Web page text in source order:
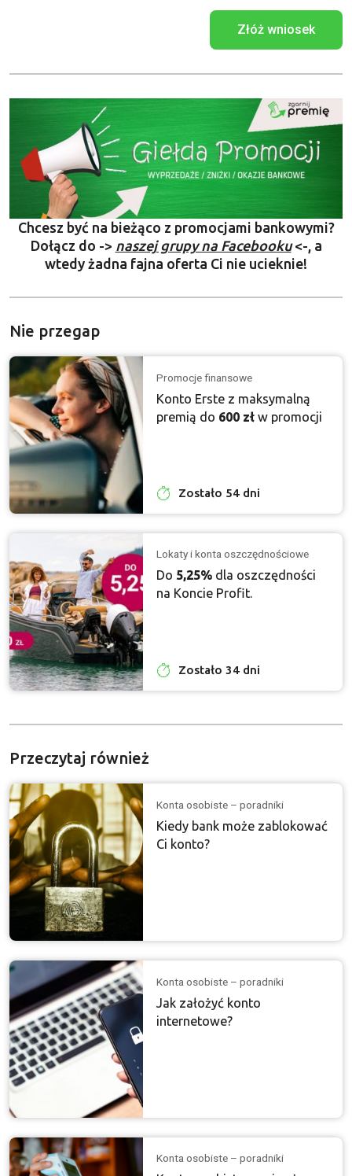
Złóż wniosek
Chcesz być na bieżąco z promocjami bankowymi?
Dołącz do -> naszej grupy na Facebooku<-, a
wtedy żadna fajna oferta Ci nie ucieknie!
Nie przegap
Promocje finansowe
Konto Erste z maksymalną
premią do 600 zł w promocji
Zostało 54 dni
Lokaty i konta oszczędnościowe
Do 5,25% dla oszczędności
na Koncie Profit.
Zostało 34 dni
Przeczytaj również
Konta osobiste – poradniki
Kiedy bank może zablokować
Ci konto?
Konta osobiste – poradniki
Jak założyć konto
internetowe?
Konta osobiste – poradniki